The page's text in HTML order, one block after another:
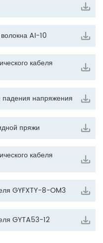
AI-10
кабеля
падения напряжения
пряжи
кабеля
GYFXTY-8-OM3
GYTA53-12